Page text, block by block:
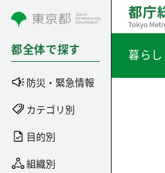
コンテンツにスキップ
都全体で探す
防災・緊急情報
カテゴリ別
目的別
組織別
暮ら